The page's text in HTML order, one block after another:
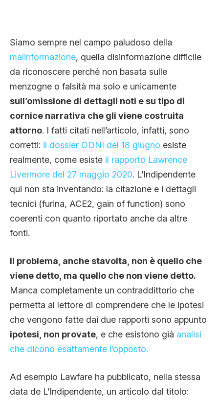
Siamo sempre nel campo paludoso della
malinformazione, quella disinformazione difficile
da riconoscere perché non basata sulle
menzogne o falsità ma solo e unicamente
sull’omissione di dettagli noti e su tipo di
cornice narrativa che gli viene costruita
attorno. I fatti citati nell’articolo, infatti, sono
corretti: il dossier ODNI del 18 giugno esiste
realmente, come esiste il rapporto Lawrence
Livermore del 27 maggio 2020. L’Indipendente
qui non sta inventando: la citazione e i dettagli
tecnici (furina, ACE2, gain of function) sono
coerenti con quanto riportato anche da altre
fonti.
Il problema, anche stavolta, non è quello che
viene detto, ma quello che non viene detto.
Manca completamente un contraddittorio che
permetta al lettore di comprendere che le ipotesi
che vengono fatte dai due rapporti sono appunto
ipotesi, non provate, e che esistono già analisi
che dicono esattamente l’opposto.
Ad esempio Lawfare ha pubblicato, nella stessa
data de L’Indipendente, un articolo dal titolo: